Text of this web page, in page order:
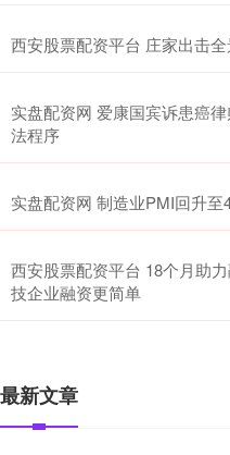
西安股票配资平台 庄家出击
实盘配资网 爱康国宾诉患癌
法程序
实盘配资网 制造业PMI回升至
西安股票配资平台 18个月助
技企业融资更简单
最新文章